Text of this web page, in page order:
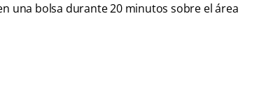
una bolsa durante 20 minutos sobre el área